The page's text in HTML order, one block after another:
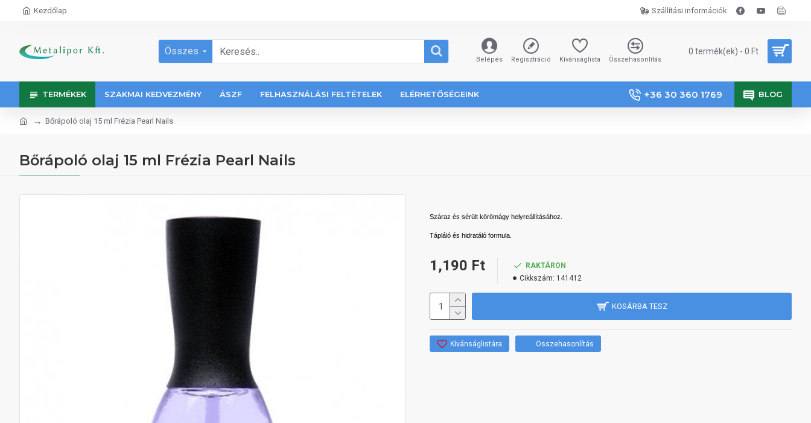
Kezdőlap Szállítási információk
Összes
Belépés Regisztráció Kívánságlista Összehasonlítás
0 termék(ek) - 0 Ft
TERMÉKEK SZAKMAI KEDVEZMÉNY ÁSZF FELHASZNÁLÁSI FELTÉTELEK ELÉRHETŐSÉGEINK +36 30 360 1769 BLOG
Bőrápoló olaj 15 ml Frézia Pearl Nails
Bőrápoló olaj 15 ml Frézia Pearl Nails
Száraz és sérült körömágy helyreállításához.
Tápláló és hidratáló formula.
1,190 Ft
RAKTÁRON
Cikkszám: 141412
KOSÁRBA TESZ
Kívánságlistára Összehasonlítás